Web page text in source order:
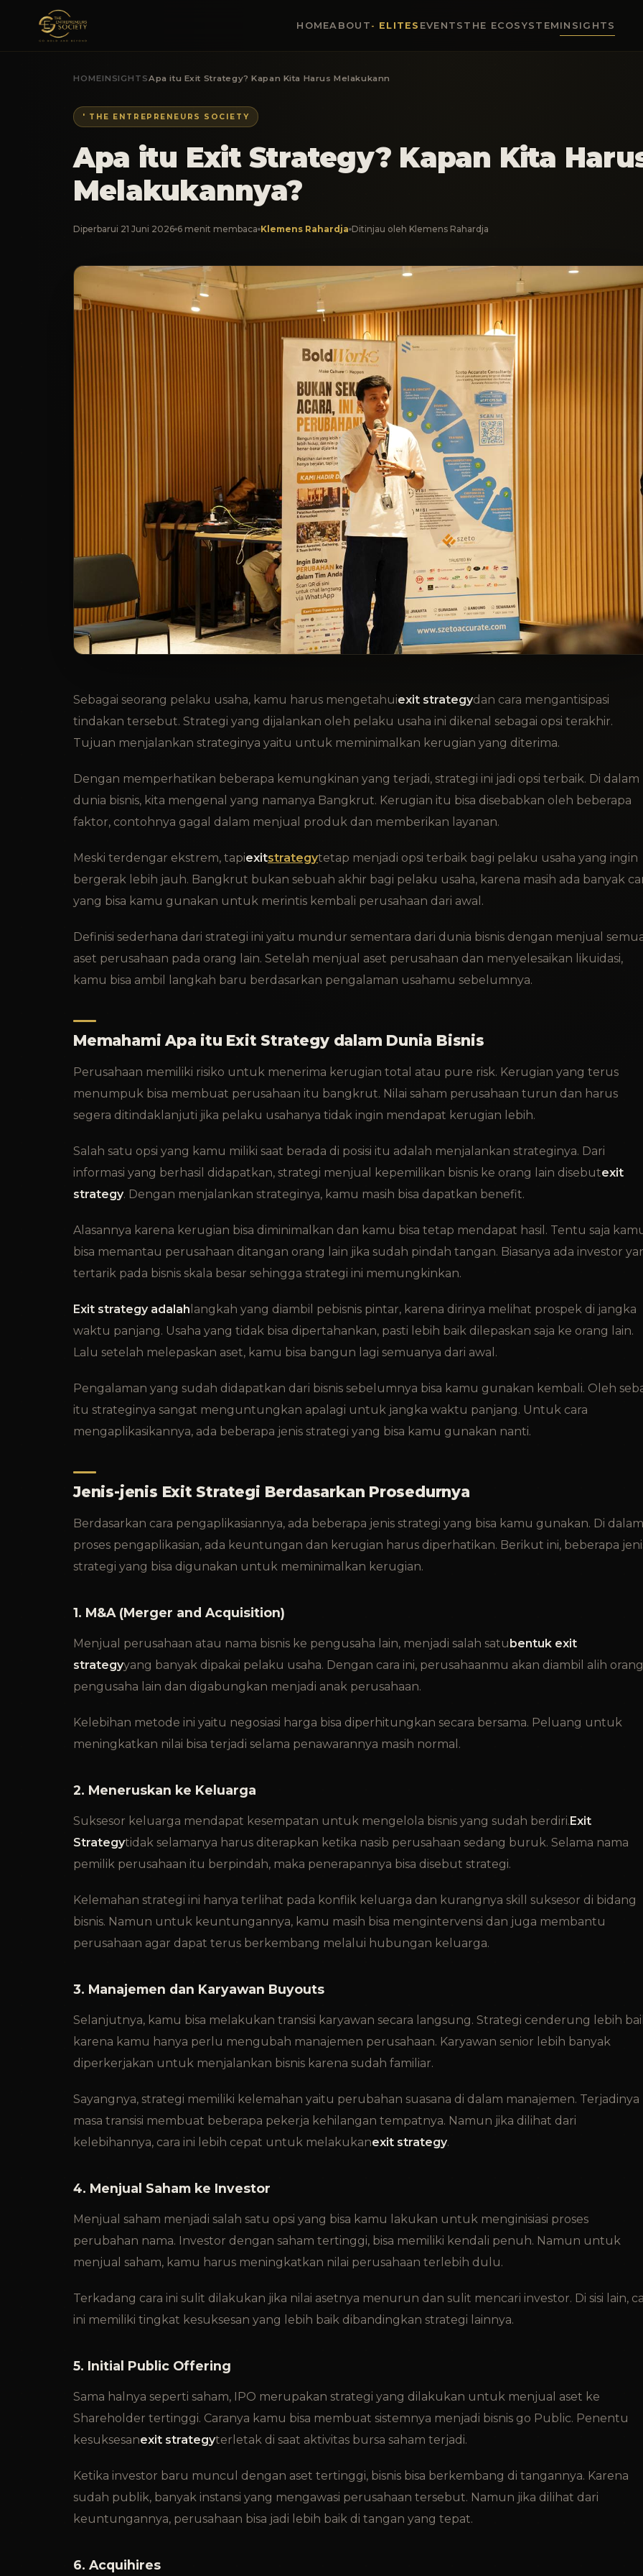
HOMEABOUT ELITES EVENTS THE ECOSYSTEM INSIGHTS
HOMEINSIGHTSApa itu Exit Strategy? Kapan Kita Harus Melakukann
' THE ENTREPRENEURS SOCIETY
Apa itu Exit Strategy? Kapan Kita
Melakukannya?
Diperbarui 21 Juni 2026 6 menit membaca Klemens Rahardja Ditinjau oleh Klemens Rahardja
Sebagai seorang pelaku usaha, kamu harus mengetahuiexit strategydan cara mengantisipasi
tindakan tersebut. Strategi yang dijalankan oleh pelaku usaha ini dikenal sebagai opsi terakhir.
Tujuan menjalankan strateginya yaitu untuk meminimalkan kerugian yang diterima.
Dengan memperhatikan beberapa kemungkinan yang terjadi, strategi ini jadi opsi terbaik. Di dalam
dunia bisnis, kita mengenal yang namanya Bangkrut. Kerugian itu bisa disebabkan oleh beberapa
faktor, contohnya gagal dalam menjual produk dan memberikan layanan.
Meski terdengar ekstrem, tapiexitstrategytetap menjadi opsi terbaik bagi pelaku usaha yang ingin
bergerak lebih jauh. Bangkrut bukan sebuah akhir bagi pelaku usaha, karena masih ada banyak
yang bisa kamu gunakan untuk merintis kembali perusahaan dari awal.
Definisi sederhana dari strategi ini yaitu mundur sementara dari dunia bisnis dengan menjual
aset perusahaan pada orang lain. Setelah menjual aset perusahaan dan menyelesaikan likuidasi,
kamu bisa ambil langkah baru berdasarkan pengalaman usahamu sebelumnya.
Memahami Apa itu Exit Strategy dalam Dunia Bisnis
Perusahaan memiliki risiko untuk menerima kerugian total atau pure risk. Kerugian yang terus
menumpuk bisa membuat perusahaan itu bangkrut. Nilai saham perusahaan turun dan harus
segera ditindaklanjuti jika pelaku usahanya tidak ingin mendapat kerugian lebih.
Salah satu opsi yang kamu miliki saat berada di posisi itu adalah menjalankan strateginya. Dari
informasi yang berhasil didapatkan, strategi menjual kepemilikan bisnis ke orang lain disebutexit
strategy. Dengan menjalankan strateginya, kamu masih bisa dapatkan benefit.
Alasannya karena kerugian bisa diminimalkan dan kamu bisa tetap mendapat hasil. Tentu saja
bisa memantau perusahaan ditangan orang lain jika sudah pindah tangan. Biasanya ada investor
tertarik pada bisnis skala besar sehingga strategi ini memungkinkan.
Exit strategy adalah langkah yang diambil pebisnis pintar, karena dirinya melihat prospek di jangka
waktu panjang. Usaha yang tidak bisa dipertahankan, pasti lebih baik dilepaskan saja ke orang lain.
Lalu setelah melepaskan aset, kamu bisa bangun lagi semuanya dari awal.
Pengalaman yang sudah didapatkan dari bisnis sebelumnya bisa kamu gunakan kembali. Oleh
itu strateginya sangat menguntungkan apalagi untuk jangka waktu panjang. Untuk cara
mengaplikasikannya, ada beberapa jenis strategi yang bisa kamu gunakan nanti.
Jenis-jenis Exit Strategi Berdasarkan Prosedurnya
Berdasarkan cara pengaplikasiannya, ada beberapa jenis strategi yang bisa kamu gunakan. Di dalam
proses pengaplikasian, ada keuntungan dan kerugian harus diperhatikan. Berikut ini, beberapa
strategi yang bisa digunakan untuk meminimalkan kerugian.
1. M&A (Merger and Acquisition)
Menjual perusahaan atau nama bisnis ke pengusaha lain, menjadi salah satubentuk exit
strategyyang banyak dipakai pelaku usaha. Dengan cara ini, perusahaanmu akan diambil alih orang
pengusaha lain dan digabungkan menjadi anak perusahaan.
Kelebihan metode ini yaitu negosiasi harga bisa diperhitungkan secara bersama. Peluang untuk
meningkatkan nilai bisa terjadi selama penawarannya masih normal.
2. Meneruskan ke Keluarga
Suksesor keluarga mendapat kesempatan untuk mengelola bisnis yang sudah berdiri.Exit
Strategytidak selamanya harus diterapkan ketika nasib perusahaan sedang buruk. Selama nama
pemilik perusahaan itu berpindah, maka penerapannya bisa disebut strategi.
Kelemahan strategi ini hanya terlihat pada konflik keluarga dan kurangnya skill suksesor di bidang
bisnis. Namun untuk keuntungannya, kamu masih bisa mengintervensi dan juga membantu
perusahaan agar dapat terus berkembang melalui hubungan keluarga.
3. Manajemen dan Karyawan Buyouts
Selanjutnya, kamu bisa melakukan transisi karyawan secara langsung. Strategi cenderung lebih
karena kamu hanya perlu mengubah manajemen perusahaan. Karyawan senior lebih banyak
diperkerjakan untuk menjalankan bisnis karena sudah familiar.
Sayangnya, strategi memiliki kelemahan yaitu perubahan suasana di dalam manajemen. Terjadinya
masa transisi membuat beberapa pekerja kehilangan tempatnya. Namun jika dilihat dari
kelebihannya, cara ini lebih cepat untuk melakukanexit strategy.
4. Menjual Saham ke Investor
Menjual saham menjadi salah satu opsi yang bisa kamu lakukan untuk menginisiasi proses
perubahan nama. Investor dengan saham tertinggi, bisa memiliki kendali penuh. Namun untuk
menjual saham, kamu harus meningkatkan nilai perusahaan terlebih dulu.
Terkadang cara ini sulit dilakukan jika nilai asetnya menurun dan sulit mencari investor. Di sisi lain,
ini memiliki tingkat kesuksesan yang lebih baik dibandingkan strategi lainnya.
5. Initial Public Offering
Sama halnya seperti saham, IPO merupakan strategi yang dilakukan untuk menjual aset ke
Shareholder tertinggi. Caranya kamu bisa membuat sistemnya menjadi bisnis go Public. Penentu
kesuksesanexit strategyterletak di saat aktivitas bursa saham terjadi.
Ketika investor baru muncul dengan aset tertinggi, bisnis bisa berkembang di tangannya. Karena
sudah publik, banyak instansi yang mengawasi perusahaan tersebut. Namun jika dilihat dari
keuntungannya, perusahaan bisa jadi lebih baik di tangan yang tepat.
6. Acquihires